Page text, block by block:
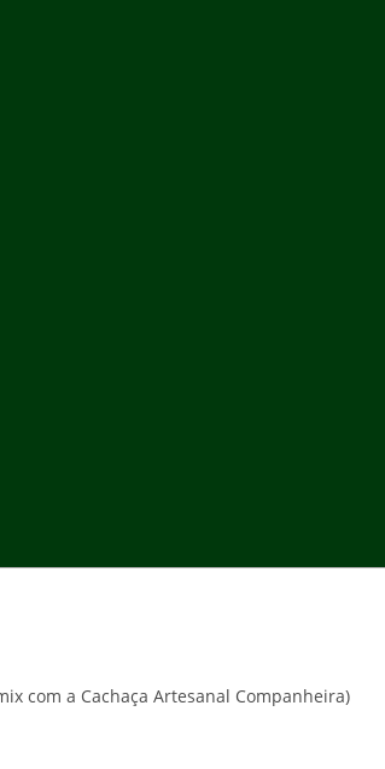
com a Cachaça Artesanal Companheira)